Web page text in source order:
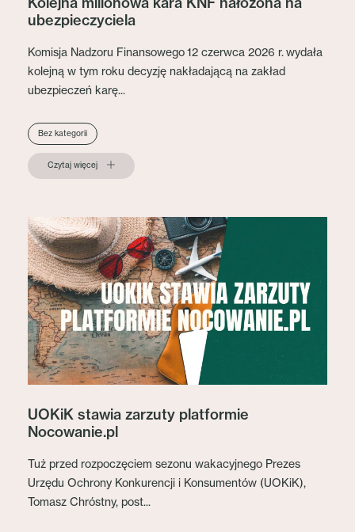
ubezpieczyciela
Komisja Nadzoru Finansowego 12 czerwca 2026 r. wydała
kolejną w tym roku decyzję nakładającą na zakład
ubezpieczeń karę...
Bez kategorii
Czytaj więcej
UOKiK stawia zarzuty platformie
Nocowanie.pl
Tuż przed rozpoczęciem sezonu wakacyjnego Prezes
Urzędu Ochrony Konkurencji i Konsumentów (UOKiK),
Tomasz Chróstny, post...